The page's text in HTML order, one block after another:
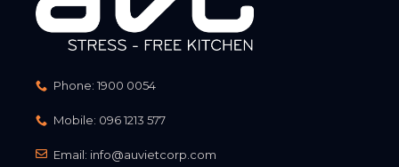
Phone: 1900 0054
Mobile: 096 1213 577
Email: info@auvietcorp.com